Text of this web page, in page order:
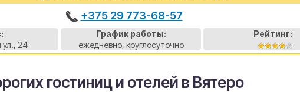
+375 29 773-68-57
ул., 24
График работы:
ежедневно, круглосуточно
Рейтинг:
гостиниц и отелей в Вятеро